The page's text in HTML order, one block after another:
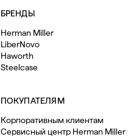
БРЕНДЫ
Herman Miller
LiberNovo
Haworth
Steelcase
ПОКУПАТЕЛЯМ
Корпоративным клиентам
Сервисный центр Herman Miller